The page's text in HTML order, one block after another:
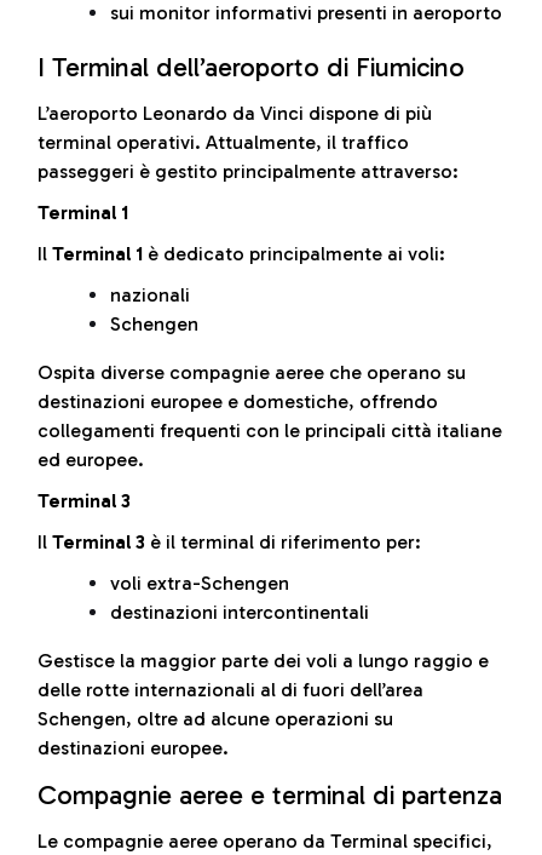
sui monitor informativi presenti in aeroporto
I Terminal dell’aeroporto di Fiumicino
L’aeroporto Leonardo da Vinci dispone di più
terminal operativi. Attualmente, il traffico
passeggeri è gestito principalmente attraverso:
Terminal 1
Il Terminal 1 è dedicato principalmente ai voli:
nazionali
Schengen
Ospita diverse compagnie aeree che operano su
destinazioni europee e domestiche, offrendo
collegamenti frequenti con le principali città italiane
ed europee.
Terminal 3
Il Terminal 3 è il terminal di riferimento per:
voli extra-Schengen
destinazioni intercontinentali
Gestisce la maggior parte dei voli a lungo raggio e
delle rotte internazionali al di fuori dell’area
Schengen, oltre ad alcune operazioni su
destinazioni europee.
Compagnie aeree e terminal di partenza
Le compagnie aeree operano da Terminal specifici,